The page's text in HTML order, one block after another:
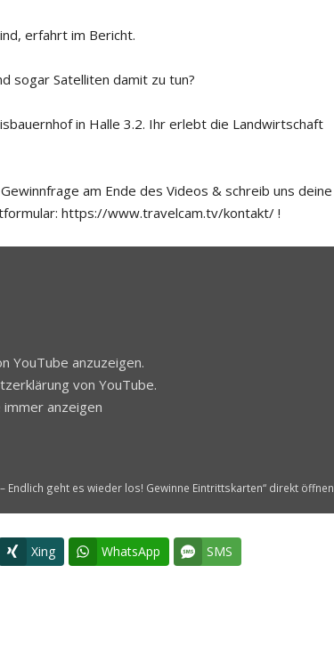
erfahrt im Bericht.
sogar Satelliten damit zu tun?
in Halle 3.2. Ihr erlebt die Landwirtschaft
am Ende des Videos & schreib uns deine
https://www.travelcam.tv/kontakt/ !
YouTube anzuzeigen.
von YouTube.
anzeigen
– Endlich geht es wieder los! Gewinne Eintrittskarten“ direkt öffnen
Xing WhatsApp SMS